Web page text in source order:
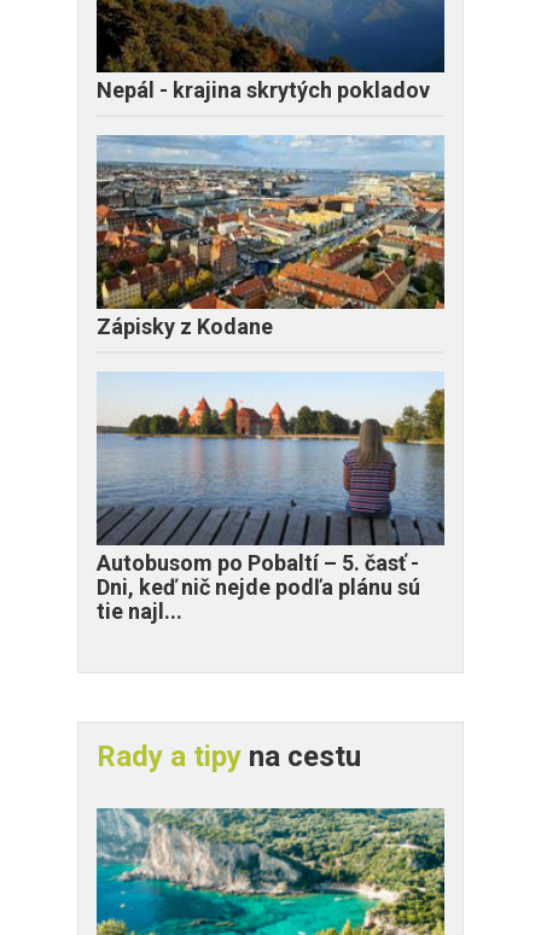
Nepál - krajina skrytých pokladov
Zápisky z Kodane
​Autobusom po Pobaltí – 5. časť -
Dni, keď nič nejde podľa plánu sú
tie najl...
Rady a tipy na cestu